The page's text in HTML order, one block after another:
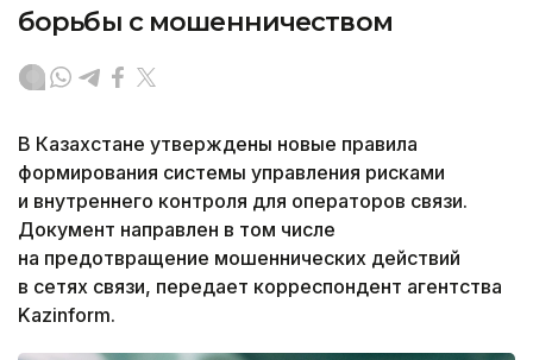
борьбы с мошенничеством
В Казахстане утверждены новые правила
формирования системы управления рисками
и внутреннего контроля для операторов связи.
Документ направлен в том числе
на предотвращение мошеннических действий
в сетях связи, передает корреспондент агентства
Kazinform.